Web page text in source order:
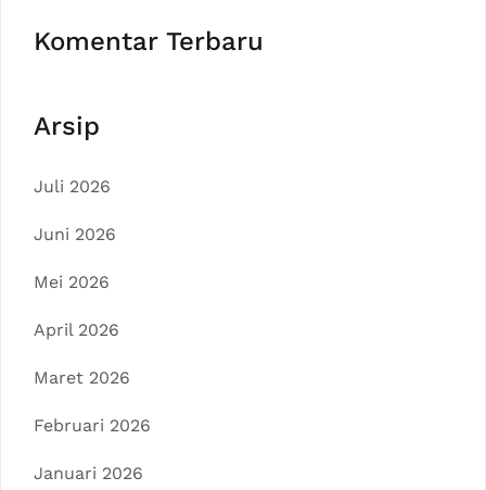
Komentar Terbaru
Arsip
Juli 2026
Juni 2026
Mei 2026
April 2026
Maret 2026
Februari 2026
Januari 2026